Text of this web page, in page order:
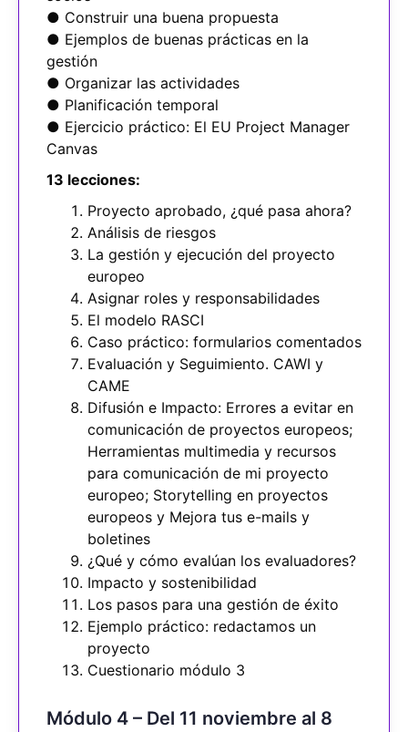
● Construir una buena propuesta
● Ejemplos de buenas prácticas en la
gestión
● Organizar las actividades
● Planificación temporal
● Ejercicio práctico: El EU Project Manager
Canvas
13 lecciones:
Proyecto aprobado, ¿qué pasa ahora?
Análisis de riesgos
La gestión y ejecución del proyecto
europeo
Asignar roles y responsabilidades
El modelo RASCI
Caso práctico: formularios comentados
Evaluación y Seguimiento. CAWI y
CAME
Difusión e Impacto: Errores a evitar en
comunicación de proyectos europeos;
Herramientas multimedia y recursos
para comunicación de mi proyecto
europeo; Storytelling en proyectos
europeos y Mejora tus e-mails y
boletines
¿Qué y cómo evalúan los evaluadores?
Impacto y sostenibilidad
Los pasos para una gestión de éxito
Ejemplo práctico: redactamos un
proyecto
Cuestionario módulo 3
Módulo 4 – Del 11 noviembre al 8